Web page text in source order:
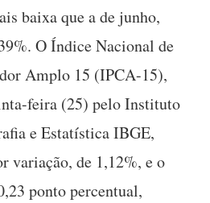
baixa que a de junho,
O Índice Nacional de
Amplo 15 (IPCA-15),
feira (25) pelo Instituto
e Estatística IBGE,
variação, de 1,12%, e o
ponto percentual,